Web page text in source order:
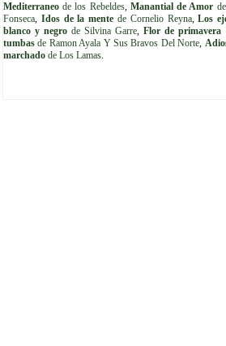
Mediterraneo de los Rebeldes, Manantial de Amor
Fonseca, Idos de la mente de Cornelio Reyna,Los
blanco y negro de Silvina Garre,Flor de primavera
tumbas de Ramon Ayala Y Sus Bravos Del Norte,
marchado de Los Lamas.